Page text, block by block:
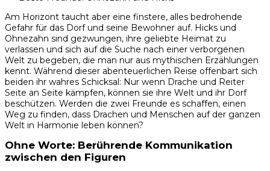
Am Horizont taucht aber eine finstere, alles bedrohende
Gefahr für das Dorf und seine Bewohner auf. Hicks und
Ohnezahn sind gezwungen, ihre geliebte Heimat zu
verlassen und sich auf die Suche nach einer verborgenen
Welt zu begeben, die man nur aus mythischen Erzählungen
kennt. Während dieser abenteuerlichen Reise offenbart sich
beiden ihr wahres Schicksal: Nur wenn Drache und Reiter
Seite an Seite kämpfen, können sie ihre Welt und ihr Dorf
beschützen. Werden die zwei Freunde es schaffen, einen
Weg zu finden, dass Drachen und Menschen auf der ganzen
Welt in Harmonie leben können?
Ohne Worte: Berührende Kommunikation
zwischen den Figuren